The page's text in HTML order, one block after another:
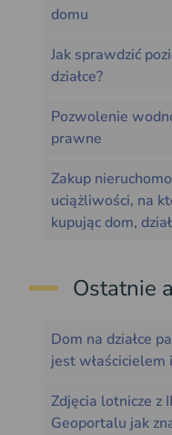
domu
Jak sprawdzić
działce?
Pozwolenie
prawne
Zakup
uciążliwości, na
kupując dom,
Ostatnie
Dom na działce
jest właścicielem
Zdjęcia lotnicze
Geoportalu jak